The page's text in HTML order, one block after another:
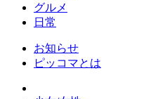
グルメ
日常
お知らせ
ピッコマとは